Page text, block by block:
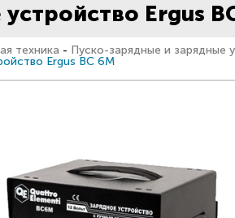
Ergus
техника - Пуско-зарядные и зарядные
Ergus BC 6M